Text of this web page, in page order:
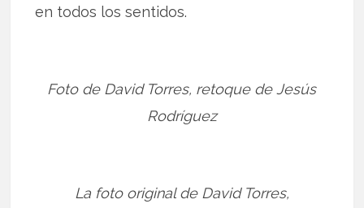
en todos los sentidos.
Foto de David Torres, retoque de Jesús
Rodríguez
La foto original de David Torres,